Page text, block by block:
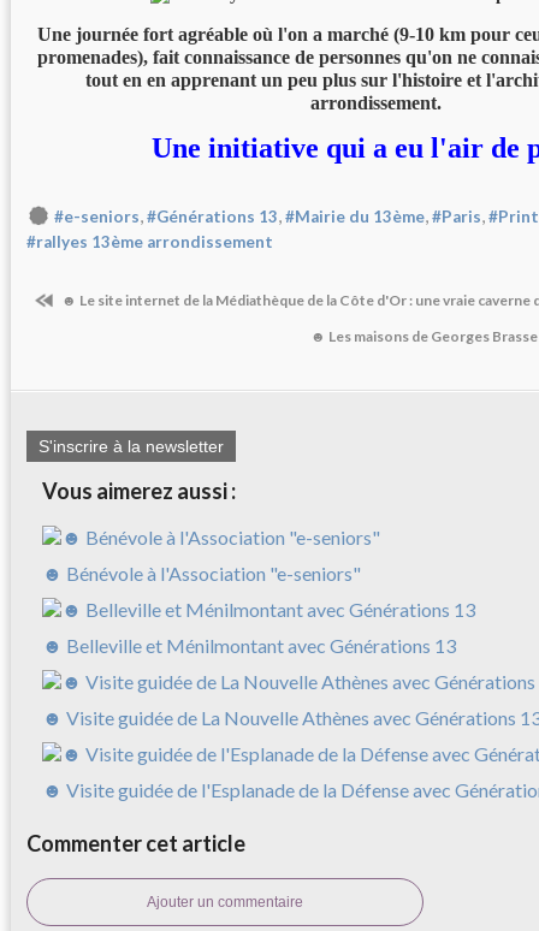
Une journée fort agréable où l'on a marché (9-10 km pour
promenades), fait connaissance de personnes qu'on ne
tout en en apprenant un peu plus sur l'histoire et
arrondissement.
Une initiative qui a eu l'air de
#e-seniors,#Générations 13,#Mairie du 13ème,#Paris,
#rallyes 13ème arrondissement
☻ Le site internet de la Médiathèque de la Côte d'Or : une vraie caverne
☻ Les maisons de Georges
S'inscrire à la newsletter
Vous aimerez aussi :
☻ Bénévole à l'Association "e-seniors"
☻ Belleville et Ménilmontant avec Générations 13
☻ Visite guidée de La Nouvelle Athènes avec Générations
☻ Visite guidée de l'Esplanade de la Défense avec
Commenter cet article
Ajouter un commentaire